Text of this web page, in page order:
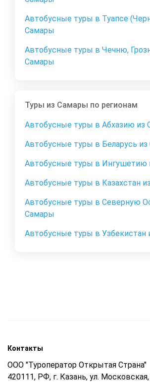
Автобусные туры в Туапсе
Самары
Автобусные туры в Чечню,
Самары
Туры из Самары по регионам
Автобусные туры в Абхазию из
Автобусные туры в Беларусь
Автобусные туры в Ингушетию
Автобусные туры в Казахстан
Автобусные туры в Северную
Самары
Автобусные туры в Узбекистан
Контакты
ООО "Туроператор Открытая Страна"
420111, РФ, г. Казань, ул.